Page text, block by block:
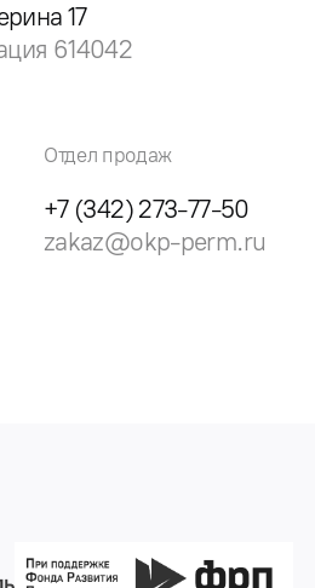
17
614042
Отдел продаж
+7 (342) 273-77-50
zakaz@okp-perm.ru